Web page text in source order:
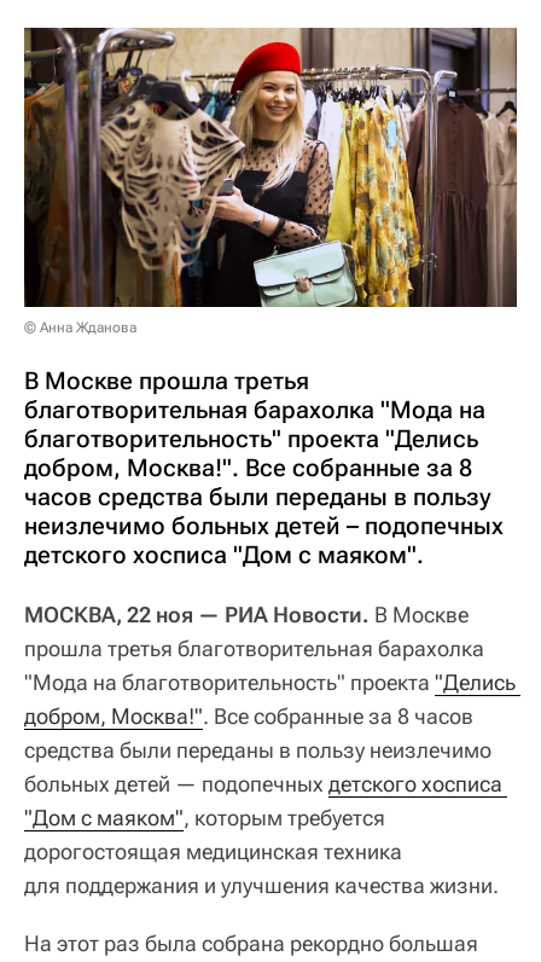
© Анна Жданова
В Москве прошла третья
благотворительная барахолка "Мода на
благотворительность" проекта "Делись
добром, Москва!". Все собранные за 8
часов средства были переданы в пользу
неизлечимо больных детей – подопечных
детского хосписа "Дом с маяком".
МОСКВА, 22 ноя — РИА Новости. В Москве
прошла третья благотворительная барахолка
"Мода на благотворительность" проекта "Делись
добром, Москва!". Все собранные за 8 часов
средства были переданы в пользу неизлечимо
больных детей — подопечных детского хосписа
"Дом с маяком", которым требуется
дорогостоящая медицинская техника
для поддержания и улучшения качества жизни.
На этот раз была собрана рекордно большая